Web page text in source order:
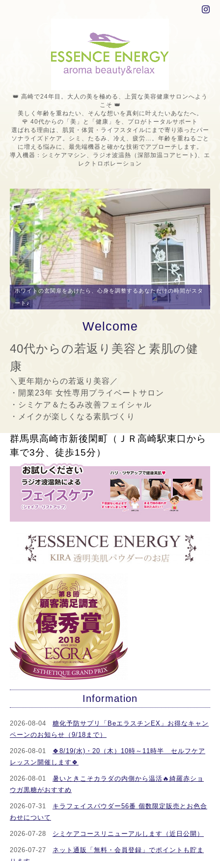
👑 高崎で24年目。大人の美を極める、上質な美容健康サロンへよう
こそ 👑
美しく年齢を重ねたい、そんな想いを真剣に叶えたいあなたへ。
🌹 40代からの「美」と「健康」を、プロがトータルサポート
選ばれる理由は、肌質・体質・ライフスタイルにまで寄り添ったパー
ソナライズドケア。シミ、たるみ、冷え、疲労…。年齢を重ねるごと
に増える悩みに、最先端機器と確かな技術でアプローチします。
導入機器：シミケアマシン、ラジオ波温熱（深部加温コアヒート)、エ
レクトロポレーション
ホワイトの玄関扉をあけたら、心身を調整するあなただけの時間がスタ
ート♪
群馬県内美容健康サロン初導入！高崎市内治療院も含めて初導入！！プ
ロアスリートも身体メンテに使用するラジオ波機器
Welcome
40代からの若返り美容と素肌の健
康
＼更年期からの若返り美容／
・開業23年 女性専用プライベートサロン
・シミケア＆たるみ改善フェイシャル
・メイクが楽しくなる素肌づくり
群馬県高崎市新後閑町（ＪＲ高崎駅東口から
車で3分、徒歩15分）
Information
2026-08-04
糖化予防サプリ「BeエラスチンEX」お得なキャン
ペーンのお知らせ（9/18まで）
2026-08-01
🍀8/19(水)・20（木）10時～11時半 セルフケア
レッスン開催します🍀
2026-08-01
暑いときこそカラダの内側から温活🔥綺羅赤ショ
ウガ黒糖がおすすめ
2026-07-31
キラフェイスパウダー56番 個数限定販売とお色合
わせについて
2026-07-28 シミケアコースリニューアルします（近日公開）
2026-07-27
ネット通販「無料・会員登録」でポイントも貯ま